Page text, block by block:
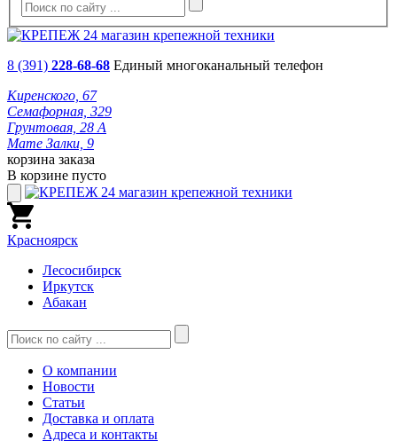
8 (391) 228-68-68 Единый многоканальный телефон
Киренского, 67
Семафорная, 329
Грунтовая, 28 А
Мате Залки, 9
корзина заказа
В корзине пусто
Красноярск
Лесосибирск
Иркутск
Абакан
О компании
Новости
Статьи
Доставка и оплата
Адреса и контакты